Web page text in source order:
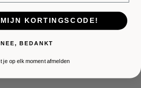
KORTINGSCODE!
NEE, BEDANKT
je op elk moment afmelden